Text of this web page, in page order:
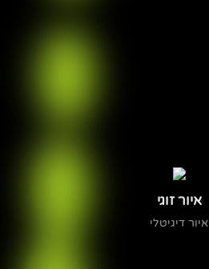
איור זוגי
איור דיגיטלי